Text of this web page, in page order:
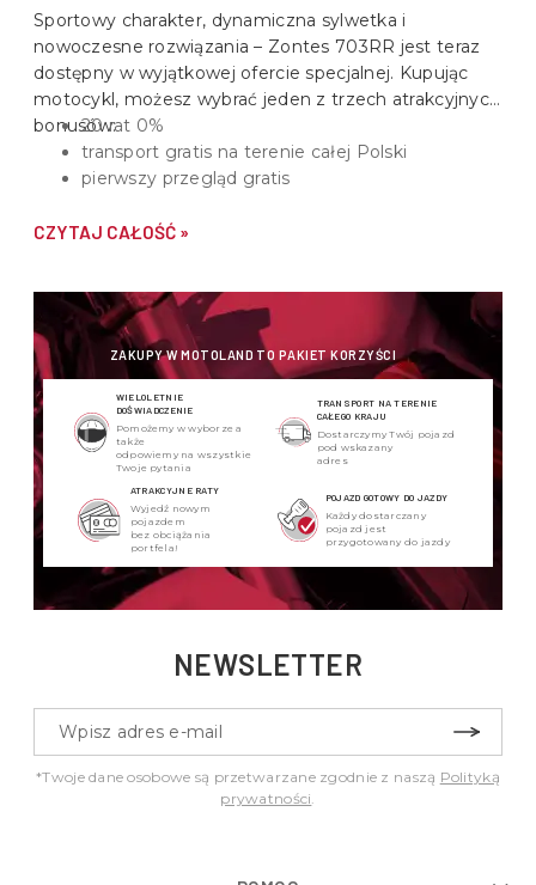
Sportowy charakter, dynamiczna sylwetka i
nowoczesne rozwiązania – Zontes 703RR jest teraz
dostępny w wyjątkowej ofercie specjalnej. Kupując
motocykl, możesz wybrać jeden z trzech atrakcyjnych
bonusów:20 rat 0%
transport gratis na terenie całej Polski
pierwszy przegląd gratis
CZYTAJ CAŁOŚĆ »
ZAKUPY W MOTOLAND TO PAKIET KORZYŚCI
WIELOLETNIE
DOŚWIADCZENIE
Pomożemy w wyborze a
także
odpowiemy na wszystkie
Twoje pytania
TRANSPORT NA TERENIE
CAŁEGO KRAJU
Dostarczymy Twój pojazd
pod wskazany
adres
ATRAKCYJNE RATY
Wyjedź nowym
pojazdem
bez obciążania
portfela!
POJAZD GOTOWY DO JAZDY
Każdy dostarczany
pojazd jest
przygotowany do jazdy
NEWSLETTER
*Twoje dane osobowe są przetwarzane zgodnie z naszą Polityką
prywatności.